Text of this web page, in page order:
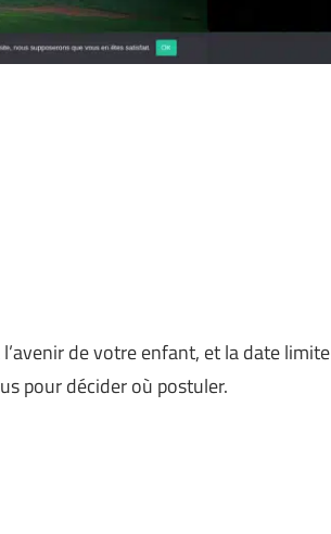
de votre enfant, et la date limite
pour décider où postuler.